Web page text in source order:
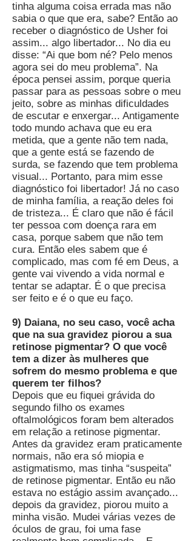
tinha alguma coisa errada mas não
sabia o que que era, sabe? Então ao
receber o diagnóstico de Usher foi
assim... algo libertador... No dia eu
disse: “Ai que bom né? Pelo menos
agora sei do meu problema”. Na
época pensei assim, porque queria
passar para as pessoas sobre o meu
jeito, sobre as minhas dificuldades
de escutar e enxergar... Antigamente
todo mundo achava que eu era
metida, que a gente não tem nada,
que a gente está se fazendo de
surda, se fazendo que tem problema
visual... Portanto, para mim esse
diagnóstico foi libertador! Já no caso
de minha família, a reação deles foi
de tristeza... É claro que não é fácil
ter pessoa com doença rara em
casa, porque sabem que não tem
cura. Então eles sabem que é
complicado, mas com fé em Deus, a
gente vai vivendo a vida normal e
tentar se adaptar. É o que precisa
ser feito e é o que eu faço.
9) Daiana, no seu caso, você acha
que na sua gravidez piorou a sua
retinose pigmentar? O que você
tem a dizer às mulheres que
sofrem do mesmo problema e que
querem ter filhos?
Depois que eu fiquei grávida do
segundo filho os exames
oftalmológicos foram bem alterados
em relação a retinose pigmentar.
Antes da gravidez eram praticamente
normais, não era só miopia e
astigmatismo, mas tinha “suspeita”
de retinose pigmentar. Então eu não
estava no estágio assim avançado...
depois da gravidez, piorou muito a
minha visão. Mudei várias vezes de
óculos de grau, foi uma fase